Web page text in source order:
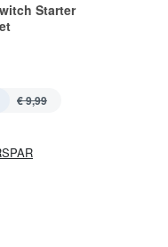
Starter
€ 9,99